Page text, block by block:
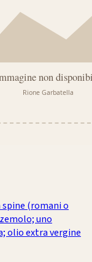
spine (romani o
uno
olio extra vergine